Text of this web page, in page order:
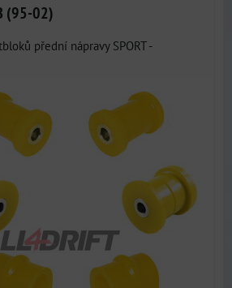
(95-02)
přední nápravy SPORT -